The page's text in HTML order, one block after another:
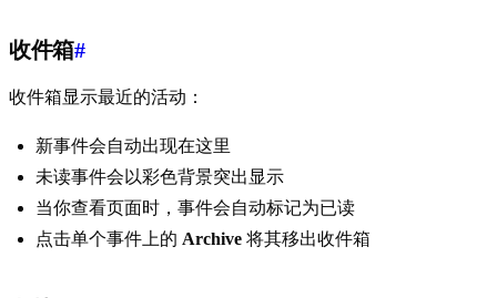
收件箱#
收件箱显示最近的活动：
新事件会自动出现在这里
未读事件会以彩色背景突出显示
当你查看页面时，事件会自动标记为已读
点击单个事件上的 Archive 将其移出收件箱